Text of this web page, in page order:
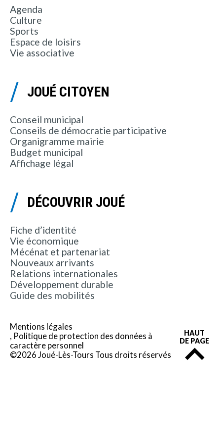
Agenda
Culture
Sports
Espace de loisirs
Vie associative
JOUÉ CITOYEN
Conseil municipal
Conseils de démocratie participative
Organigramme mairie
Budget municipal
Affichage légal
DÉCOUVRIR JOUÉ
Fiche d’identité
Vie économique
Mécénat et partenariat
Nouveaux arrivants
Relations internationales
Développement durable
Guide des mobilités
Mentions légales
Politique de protection des données à
caractère personnel
©2026 Joué-Lès-Tours Tous droits réservés
HAUT
DE PAGE